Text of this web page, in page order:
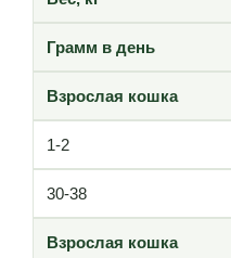
Грамм в день
Взрослая кошка
1-2
30-38
Взрослая кошка